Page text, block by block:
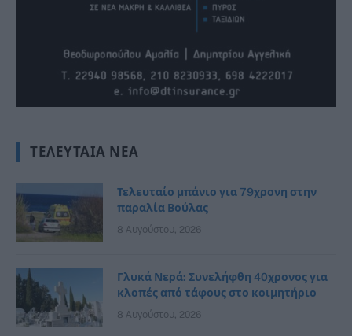
ΤΕΛΕΥΤΑΊΑ ΝΈΑ
Τελευταίο μπάνιο για 79χρονη στην
παραλία Βούλας
8 Αυγούστου, 2026
Γλυκά Νερά: Συνελήφθη 40χρονος για
κλοπές από τάφους στο κοιμητήριο
8 Αυγούστου, 2026